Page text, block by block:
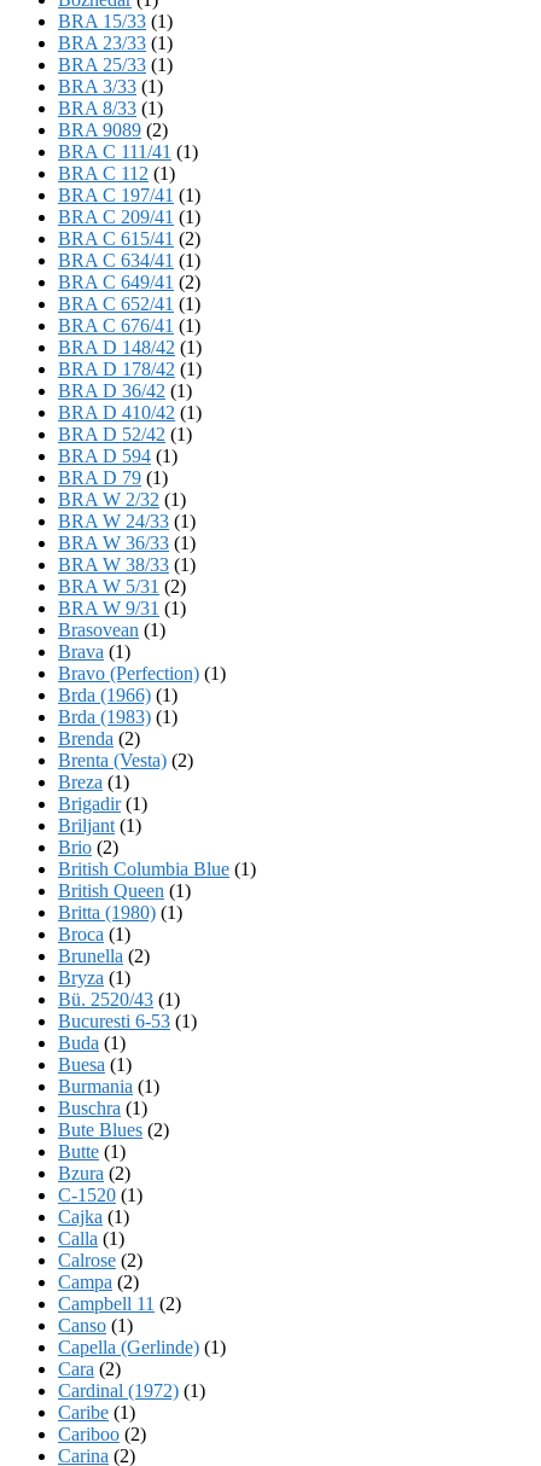
BRA 15/33 (1)
BRA 23/33 (1)
BRA 25/33 (1)
BRA 3/33 (1)
BRA 8/33 (1)
BRA 9089 (2)
BRA C 111/41 (1)
BRA C 112 (1)
BRA C 197/41 (1)
BRA C 209/41 (1)
BRA C 615/41 (2)
BRA C 634/41 (1)
BRA C 649/41 (2)
BRA C 652/41 (1)
BRA C 676/41 (1)
BRA D 148/42 (1)
BRA D 178/42 (1)
BRA D 36/42 (1)
BRA D 410/42 (1)
BRA D 52/42 (1)
BRA D 594 (1)
BRA D 79 (1)
BRA W 2/32 (1)
BRA W 24/33 (1)
BRA W 36/33 (1)
BRA W 38/33 (1)
BRA W 5/31 (2)
BRA W 9/31 (1)
Brasovean (1)
Brava (1)
Bravo (Perfection) (1)
Brda (1966) (1)
Brda (1983) (1)
Brenda (2)
Brenta (Vesta) (2)
Breza (1)
Brigadir(1)
Briljant (1)
Brio (2)
British Columbia Blue (1)
British Queen (1)
Britta (1980) (1)
Broca (1)
Brunella (2)
Bryza (1)
Bü. 2520/43 (1)
Bucuresti 6-53 (1)
Buda (1)
Buesa (1)
Burmania (1)
Buschra (1)
Bute Blues (2)
Butte (1)
Bzura (2)
C-1520 (1)
Cajka (1)
Calla (1)
Calrose (2)
Campa (2)
Campbell 11 (2)
Canso (1)
Capella (Gerlinde) (1)
Cara (2)
Cardinal (1972) (1)
Caribe (1)
Cariboo (2)
Carina (2)